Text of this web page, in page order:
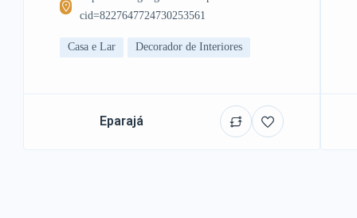
cid=8227647724730253561
Casa e Lar Decorador de Interiores
Eparajá